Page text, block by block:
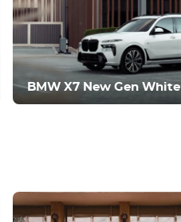
BMW X7 New Gen White